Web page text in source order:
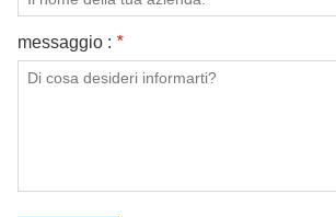
messaggio : *